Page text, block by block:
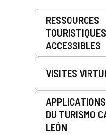
Prestations
RESSOURCES
TOURISTIQUES
ACCESSIBLES
VISITES
DU TURISMO
LEÓN